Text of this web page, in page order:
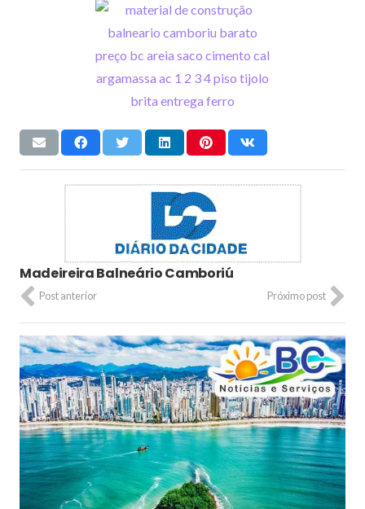
Madeireira Balneário Camboriú
Post anterior Próximo post